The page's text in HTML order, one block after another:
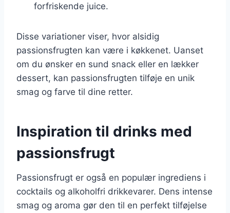
forfriskende juice.
Disse variationer viser, hvor alsidig
passionsfrugten kan være i køkkenet. Uanset
om du ønsker en sund snack eller en lækker
dessert, kan passionsfrugten tilføje en unik
smag og farve til dine retter.
Inspiration til drinks med
passionsfrugt
Passionsfrugt er også en populær ingrediens i
cocktails og alkoholfri drikkevarer. Dens intense
smag og aroma gør den til en perfekt tilføjelse